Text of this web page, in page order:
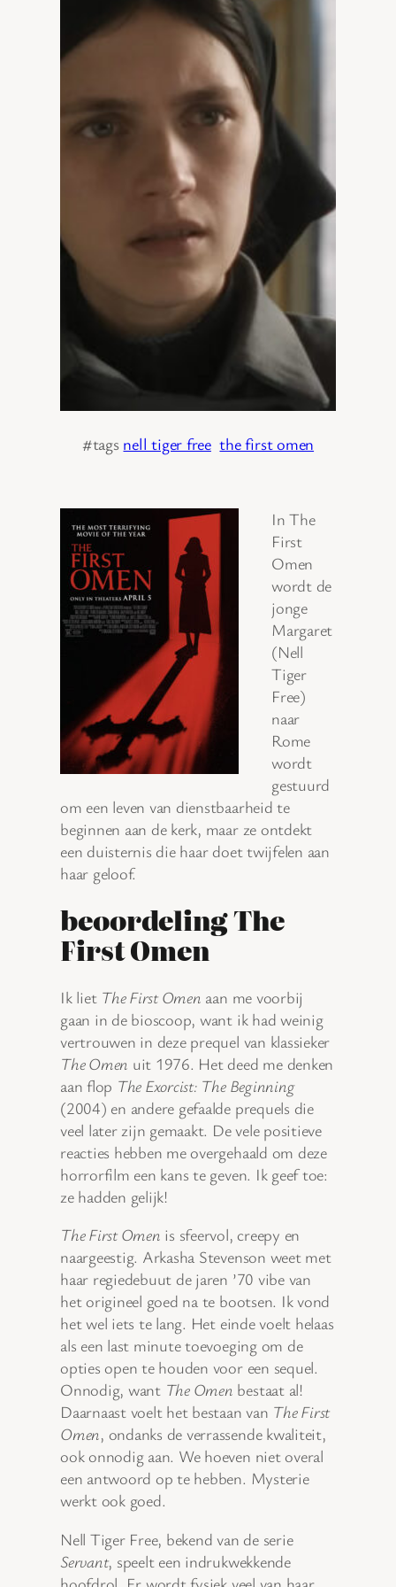
#tags nell tiger free the first omen
In The
First
Omen
wordt de
jonge
Margaret
(Nell
Tiger
Free)
naar
Rome
wordt
gestuurd
om een leven van dienstbaarheid te
beginnen aan de kerk, maar ze ontdekt
een duisternis die haar doet twijfelen aan
haar geloof.
beoordeling The
First Omen
Ik liet The First Omen aan me voorbij
gaan in de bioscoop, want ik had weinig
vertrouwen in deze prequel van klassieker
The Omen uit 1976. Het deed me denken
aan flop The Exorcist: The Beginning
(2004) en andere gefaalde prequels die
veel later zijn gemaakt. De vele positieve
reacties hebben me overgehaald om deze
horrorfilm een kans te geven. Ik geef toe:
ze hadden gelijk!
The First Omen is sfeervol, creepy en
naargeestig. Arkasha Stevenson weet met
haar regiedebuut de jaren ’70 vibe van
het origineel goed na te bootsen. Ik vond
het wel iets te lang. Het einde voelt helaas
als een last minute toevoeging om de
opties open te houden voor een sequel.
Onnodig, want The Omen bestaat al!
Daarnaast voelt het bestaan van The First
Omen, ondanks de verrassende kwaliteit,
ook onnodig aan. We hoeven niet overal
een antwoord op te hebben. Mysterie
werkt ook goed.
Nell Tiger Free, bekend van de serie
Servant, speelt een indrukwekkende